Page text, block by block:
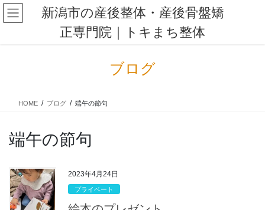
コ
ン
ナ
ビ
新潟市の産後整体・産後骨盤矯
正専門院｜トキまち整体
ブログ
HOME ブログ 端午の節句
端午の節句
2023年4月24日
プライベート